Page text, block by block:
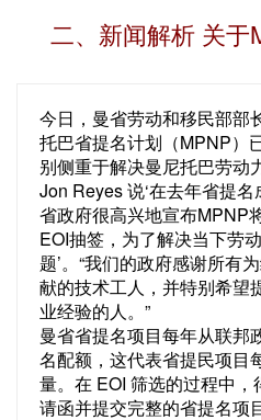
二、新闻解析 关于
今日，曼省劳动和移民部部
托巴省提名计划（MPNP）
别侧重于解决曼尼托巴劳动
Jon Reyes 说‘在去年省提
省政府很高兴地宣布MPNP
EOI抽签，为了解决当下劳
题’。“我们的政府感谢所有
献的技术工人，并特别希望
业经验的人。”
曼省省提名项目每年从联邦
名配额，这代表省提民项目
量。在 EOI 筛选的过程中
请函并提交完整的省提名项